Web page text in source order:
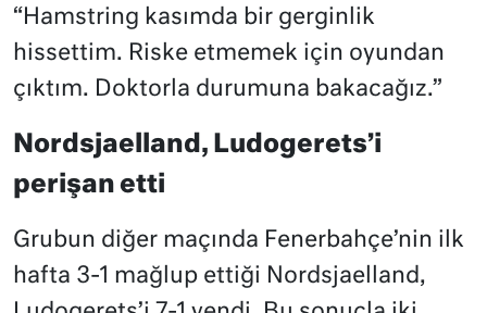
“Hamstring kasımda bir gerginlik
hissettim. Riske etmemek için oyundan
çıktım. Doktorla durumuna bakacağız.”
Nordsjaelland, Ludogerets’i
perişan etti
Grubun diğer maçında Fenerbahçe’nin ilk
hafta 3-1 mağlup ettiği Nordsjaelland,